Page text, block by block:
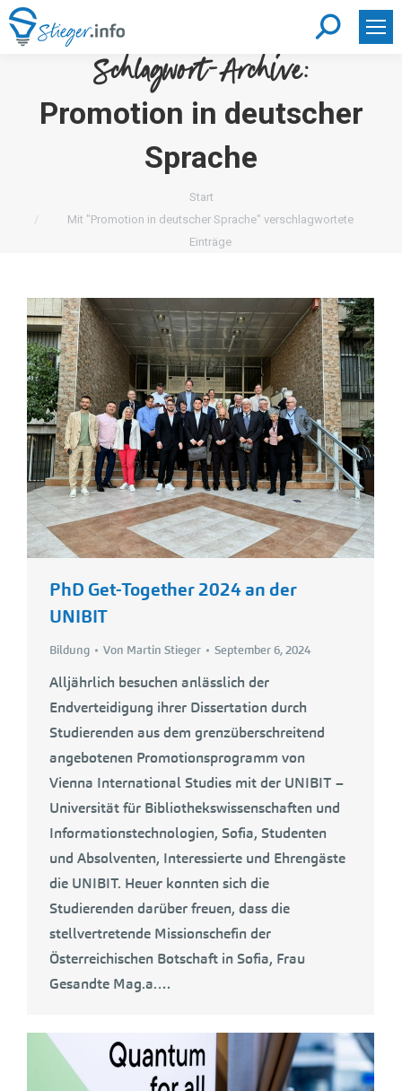
Search:
Schlagwort-Archive:
Promotion in deutscher
Sprache
Start
Mit "Promotion in deutscher Sprache" verschlagwortete
Einträge
PhD Get-Together 2024 an der
UNIBIT
Bildung Von Martin Stieger September 6, 2024
Alljährlich besuchen anlässlich der
Endverteidigung ihrer Dissertation durch
Studierenden aus dem grenzüberschreitend
angebotenen Promotionsprogramm von
Vienna International Studies mit der UNIBIT –
Universität für Bibliothekswissenschaften und
Informationstechnologien, Sofia, Studenten
und Absolventen, Interessierte und Ehrengäste
die UNIBIT. Heuer konnten sich die
Studierenden darüber freuen, dass die
stellvertretende Missionschefin der
Österreichischen Botschaft in Sofia, Frau
Gesandte Mag.a.…